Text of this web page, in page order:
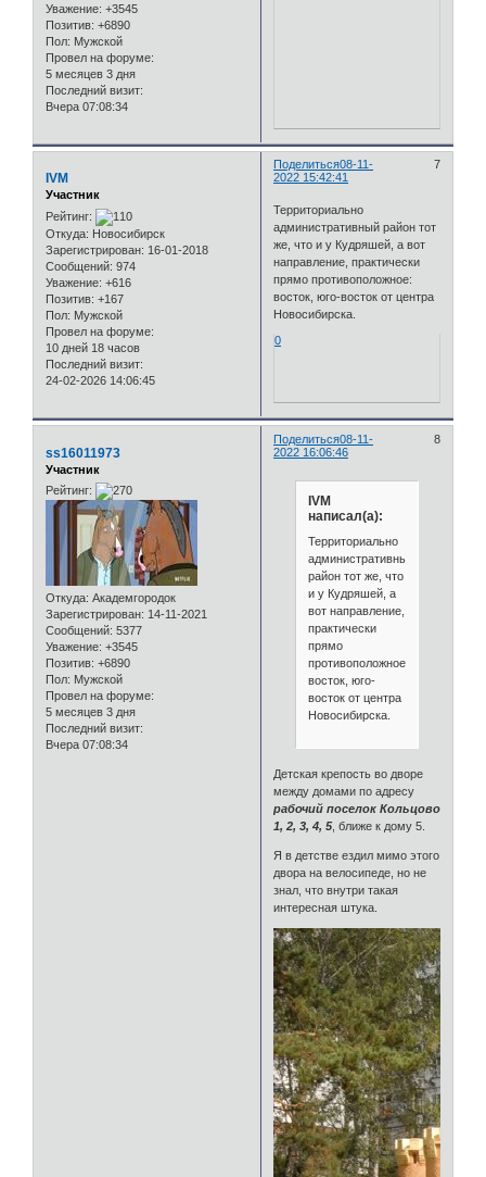
Уважение: +3545
Позитив: +6890
Пол: Мужской
Провел на форуме:
5 месяцев 3 дня
Последний визит:
Вчера 07:08:34
Поделиться 7
08-11-
2022 15:42:41
IVM
Участник
Рейтинг:
Откуда: Новосибирск
Зарегистрирован: 16-01-2018
Сообщений: 974
Уважение: +616
Позитив: +167
Пол: Мужской
Провел на форуме:
10 дней 18 часов
Последний визит:
24-02-2026 14:06:45
Территориально
административный район тот
же, что и у Кудряшей, а вот
направление, практически
прямо противоположное:
восток, юго-восток от центра
Новосибирска.
0
Поделиться 8
08-11-
2022 16:06:46
ss16011973
Участник
Рейтинг:
Откуда: Академгородок
Зарегистрирован: 14-11-2021
Сообщений: 5377
Уважение: +3545
Позитив: +6890
Пол: Мужской
Провел на форуме:
5 месяцев 3 дня
Последний визит:
Вчера 07:08:34
IVM
написал(а):
Территориально
административный
район тот же, что
и у Кудряшей, а
вот направление,
практически
прямо
противоположное:
восток, юго-
восток от центра
Новосибирска.
Детская крепость во дворе
между домами по адресу
рабочий поселок Кольцово
1, 2, 3, 4, 5, ближе к дому 5.
Я в детстве ездил мимо этого
двора на велосипеде, но не
знал, что внутри такая
интересная штука.